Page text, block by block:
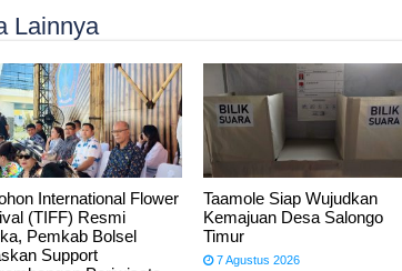
Lainnya
International Flower
(TIFF) Resmi
Pemkab Bolsel
Support
Taamole Siap Wujudkan
Kemajuan Desa Salongo
Timur
7 Agustus 2026